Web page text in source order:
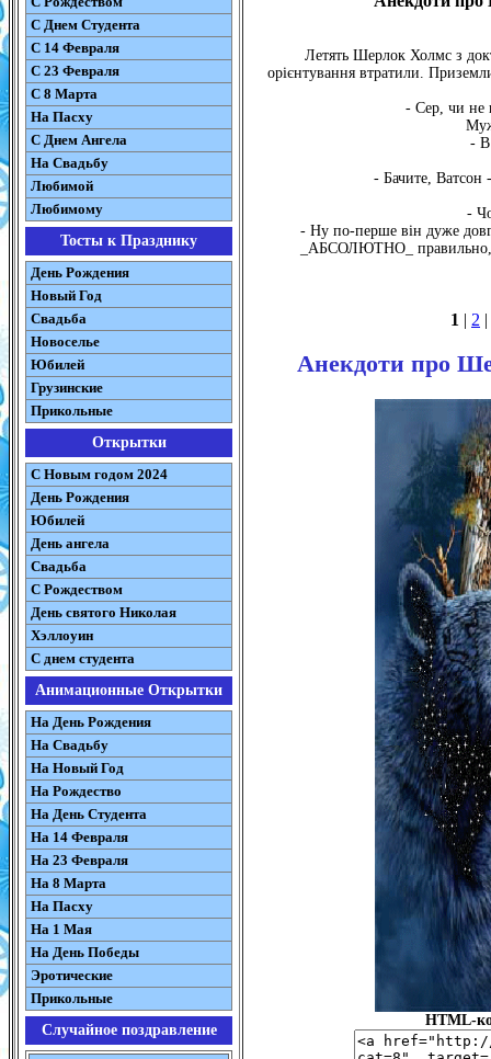
C Днем Студента
С 14 Февраля
С 23 Февраля
С 8 Марта
На Пасху
C Днем Ангела
На Свадьбу
Любимой
Любимому
Тосты к Празднику
День Рождения
Новый Год
Свадьба
Новоселье
Юбилей
Грузинские
Прикольные
Открытки
С Новым годом 2024
День Рождения
Юбилей
День ангела
Свадьба
С Рождеством
День святого Николая
Хэллоуин
С днем студента
Анимационные Открытки
На День Рождения
На Свадьбу
На Новый Год
На Рождество
На День Студента
На 14 Февраля
На 23 Февраля
На 8 Марта
На Пасху
На 1 Мая
На День Победы
Эротические
Прикольные
Случайное поздравление
Летять Шерлок Холмс з
орієнтування втратили.
- Сер, чи не
- В
- Бачите, Ватсон
-
- Ну по-перше він дуже
_АБСОЛЮТНО_ правильно,
1 | 2 |
Анекдоти про
HTML-